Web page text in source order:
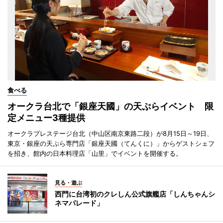
食べる
オークラ台北で「銀座天國」の天ぷらイベント 限
定メニュー3種提供
オークラプレステージ台北（中山区南京東路二段）が8月15日～19日、
東京・銀座の天ぷら専門店「銀座天國（てんくに）」からゲストシェフ
を招き、館内の日本料理店「山里」でイベントを開催する。
見る・遊ぶ
西門に台湾初のクレしん公式旗艦店「しんちゃんシ
ネマパレード」